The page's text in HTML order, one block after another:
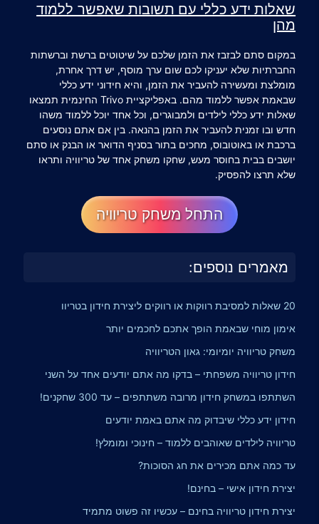
שאלות ידע כללי עם תשובות שאפשר ללמוד
מהן
במקום סתם לבזבז את הזמן שלכם על שיטוטים ברשת וברשתות
החברתיות שלא יעניקו לכם שום ערך מוסף, יש דרך אחרת,
מומלצת ומעשירה להעביר את הזמן, והיא חידוני ידע כללי
שבאמת אפשר ללמוד מהם. באפליקציית Trivo החינמית תמצאו
שאלות ידע כללי לילדים ולמבוגרים, וכל אחד יוכל ללמוד משהו
חדש ובו זמנית להעביר את הזמן בהנאה. בין אם אתם נוסעים
ברכבת או באוטובוס, מחכים בתור בסניף הדואר או הבנק או סתם
יושבים בבית בחוסר מעש, שחקו משחק אחד של טריוויה ותראו
שלא תרצו להפסיק.
התחל משחק טריוויה
מאמרים נוספים:
20 שאלות למסיבת רווקות או רווקים ליצירת חידון בטריוו
אימון מוחי שבאמת הופך אתכם לחכמים יותר
משחק טריוויה יומיומי: גאון הטריוויה
חידון טריוויה משפחתי – בדקו מה אתם יודעים אחד על השני
השתתפו במשחק חידון מרובה משתתפים – עד 300 שחקנים!
חידון ידע כללי שיבדוק מה אתם באמת יודעים
טריוויה לילדים שאוהבים ללמוד – חינוכי ומומלץ!
עד כמה אתם מכירים את חג הסוכות?
יצירת חידון אישי – בחינם!
יצירת חידון טריוויה בחינם – עכשיו זה פשוט מתמיד